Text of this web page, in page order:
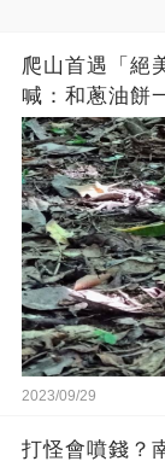
爬山首遇「絕
喊：和蔥油餅
2023/09/29
打怪會噴錢？